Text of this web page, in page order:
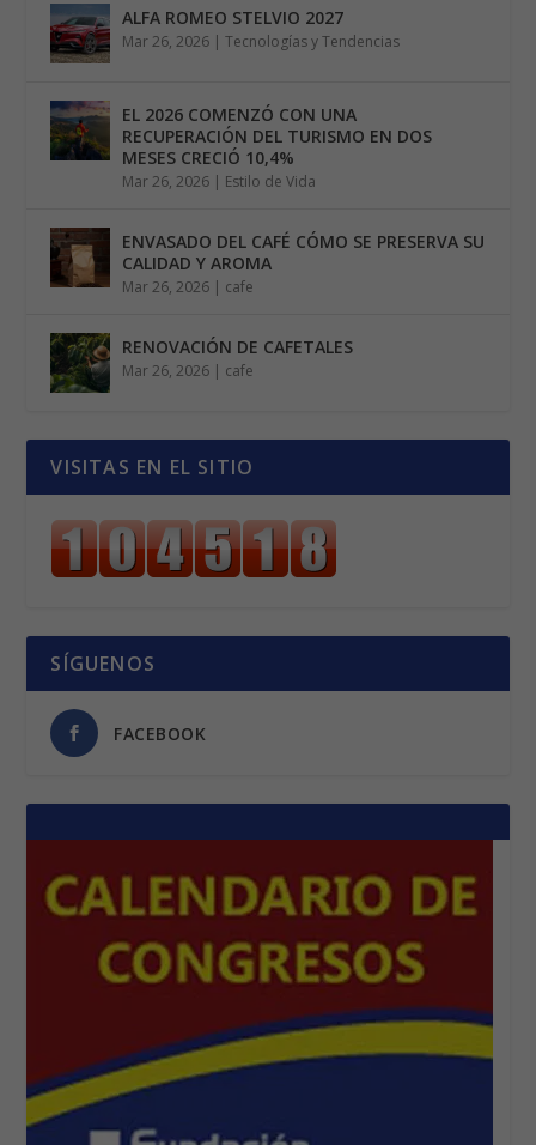
ALFA ROMEO STELVIO 2027
Mar 26, 2026 |Tecnologías y Tendencias
EL 2026 COMENZÓ CON UNA
RECUPERACIÓN DEL TURISMO EN DOS
MESES CRECIÓ 10,4%
Mar 26, 2026 | Estilo de Vida
ENVASADO DEL CAFÉ CÓMO SE PRESERVA SU
CALIDAD Y AROMA
Mar 26, 2026 | cafe
RENOVACIÓN DE CAFETALES
Mar 26, 2026 | cafe
VISITAS EN EL SITIO
SÍGUENOS
FACEBOOK